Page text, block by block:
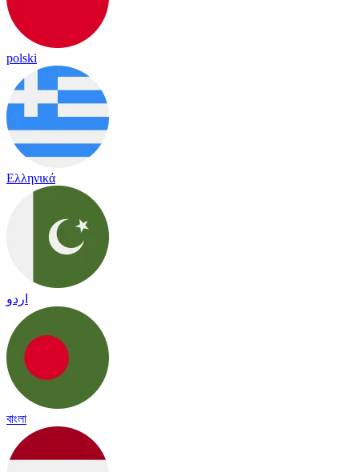
polski
Ελληνικά
اردو
বাংলা